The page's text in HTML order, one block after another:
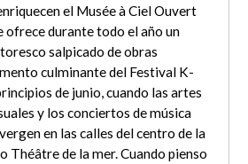
el Musée à Ciel Ouvert
ofrece durante todo el año un
salpicado de obras
culminante del Festival K-
de junio, cuando las artes
y los conciertos de música
en las calles del centro de la
Théâtre de la mer. Cuando pienso